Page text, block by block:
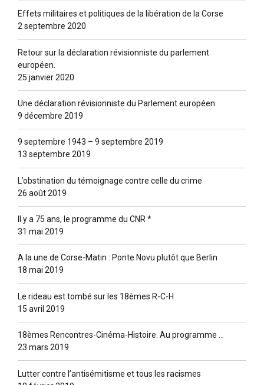
Effets militaires et politiques de la libération de la Corse
2 septembre 2020
Retour sur la déclaration révisionniste du parlement
européen.
25 janvier 2020
Une déclaration révisionniste du Parlement européen
9 décembre 2019
9 septembre 1943 – 9 septembre 2019
13 septembre 2019
L’obstination du témoignage contre celle du crime
26 août 2019
Il y a 75 ans, le programme du CNR *
31 mai 2019
A la une de Corse-Matin : Ponte Novu plutôt que Berlin
18 mai 2019
Le rideau est tombé sur les 18èmes R-C-H
15 avril 2019
18èmes Rencontres-Cinéma-Histoire. Au programme …
23 mars 2019
Lutter contre l’antisémitisme et tous les racismes